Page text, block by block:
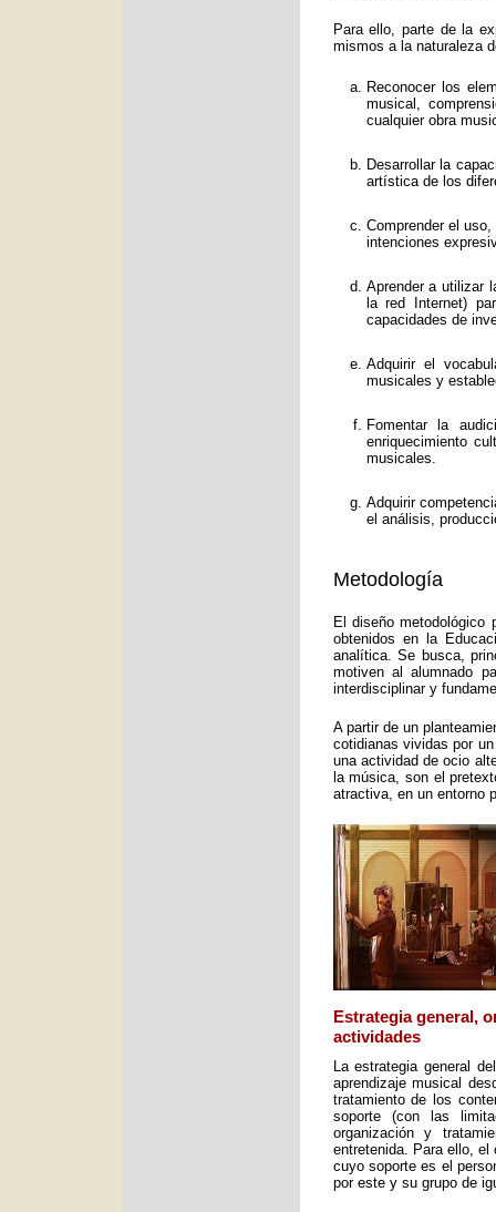
Para ello, parte de la
mismos a la naturaleza
Reconocer los
musical,
cualquier obra
Desarrollar la
artística de los
Comprender el
intenciones
Aprender a utilizar
la red Internet)
capacidades de
Adquirir el
musicales y
Fomentar la
enriquecimiento
musicales.
Adquirir
el análisis,
Metodología
El diseño metodológico
obtenidos en la
analítica. Se busca,
motiven al alumnado
interdisciplinar y
A partir de un
cotidianas vividas por
una actividad de ocio
la música, son el
atractiva, en un entorno
Estrategia general,
actividades
La estrategia general
aprendizaje musical
tratamiento de los
soporte (con las
organización y
entretenida. Para ello,
cuyo soporte es el
por este y su grupo de